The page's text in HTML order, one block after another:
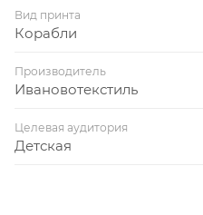
Вид принта
Корабли
Производитель
Ивановотекстиль
Целевая аудитория
Детская